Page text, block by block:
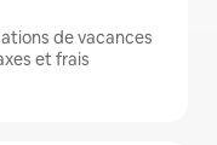
de vacances
et frais